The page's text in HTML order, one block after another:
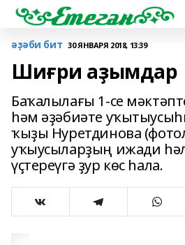
әҙәби бит 30 ЯНВАРЯ 2018, 13:39
Шиғри аҙымдар
Баҡалылағы 1-се
һәм әҙәбиәте
ҡыҙы Нуретдинова
уҡыусыларҙың ижади
үҫтереүгә ҙур көс һала.